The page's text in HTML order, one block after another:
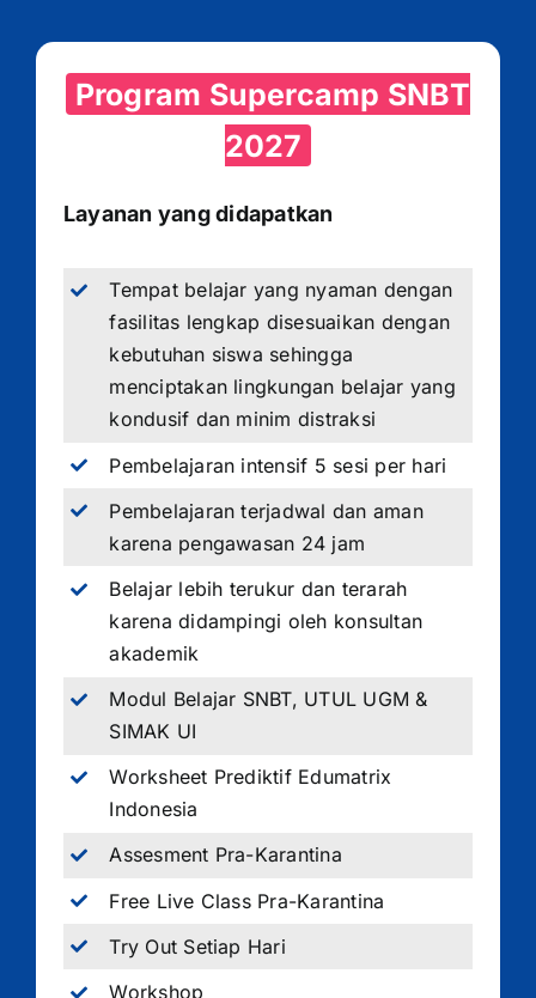
Program Supercamp SNBT
2027
Layanan yang didapatkan
Tempat belajar yang nyaman dengan
fasilitas lengkap disesuaikan dengan
kebutuhan siswa sehingga
menciptakan lingkungan belajar yang
kondusif dan minim distraksi
Pembelajaran intensif 5 sesi per hari
Pembelajaran terjadwal dan aman
karena pengawasan 24 jam
Belajar lebih terukur dan terarah
karena didampingi oleh konsultan
akademik
Modul Belajar SNBT, UTUL UGM &
SIMAK UI
Worksheet Prediktif Edumatrix
Indonesia
Assesment Pra-Karantina
Free Live Class Pra-Karantina
Try Out Setiap Hari
Workshop